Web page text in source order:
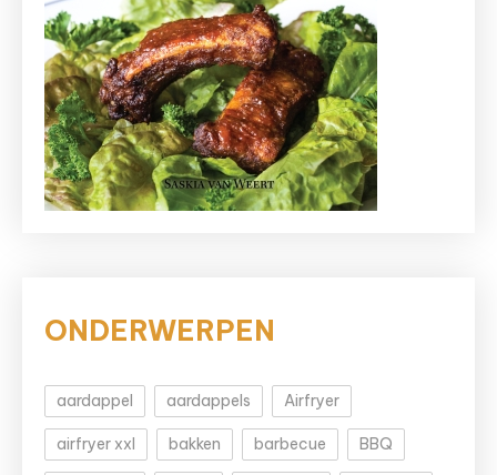
ONDERWERPEN
aardappel aardappels Airfryer
airfryer xxl bakken barbecue BBQ